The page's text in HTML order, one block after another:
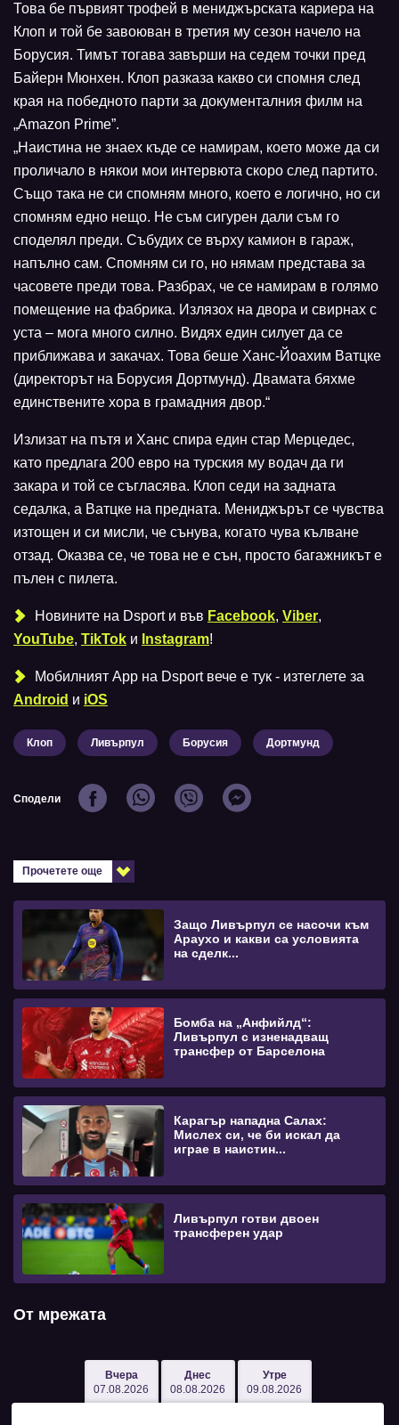
Това бе първият трофей в мениджърската кариера на
Клоп и той бе завоюван в третия му сезон начело на
Борусия. Тимът тогава завърши на седем точки пред
Байерн Мюнхен. Клоп разказа какво си спомня след
края на победното парти за документалния филм на
„Amazon Prime”.
„Наистина не знаех къде се намирам, което може да си
проличало в някои мои интервюта скоро след партито.
Също така не си спомням много, което е логично, но си
спомням едно нещо. Не съм сигурен дали съм го
споделял преди. Събудих се върху камион в гараж,
напълно сам. Спомням си го, но нямам представа за
часовете преди това. Разбрах, че се намирам в голямо
помещение на фабрика. Излязох на двора и свирнах с
уста – мога много силно. Видях един силует да се
приближава и закачах. Това беше Ханс-Йоахим Ватцке
(директорът на Борусия Дортмунд). Двамата бяхме
единствените хора в грамадния двор.“
Излизат на пътя и Ханс спира един стар Мерцедес,
като предлага 200 евро на турския му водач да ги
закара и той се съгласява. Клоп седи на задната
седалка, а Ватцке на предната. Мениджърът се чувства
изтощен и си мисли, че сънува, когато чува кълване
отзад. Оказва се, че това не е сън, просто багажникът е
пълен с пилета.
Новините на Dsport и във Facebook, Viber,
YouTube, TikTok и Instagram!
Мобилният Аpp на Dsport вече е тук - изтеглете за
Android и iOS
Клоп Ливърпул Борусия Дортмунд
Сподели
Прочетете още
Защо Ливърпул се насочи към
Араухо и какви са условията
на сделк...
Бомба на „Анфийлд“:
Ливърпул с изненадващ
трансфер от Барселона
Карагър нападна Салах:
Мислех си, че би искал да
играе в наистин...
Ливърпул готви двоен
трансферен удар
От мрежата
Вчера
07.08.2026
Днес
08.08.2026
Утре
09.08.2026